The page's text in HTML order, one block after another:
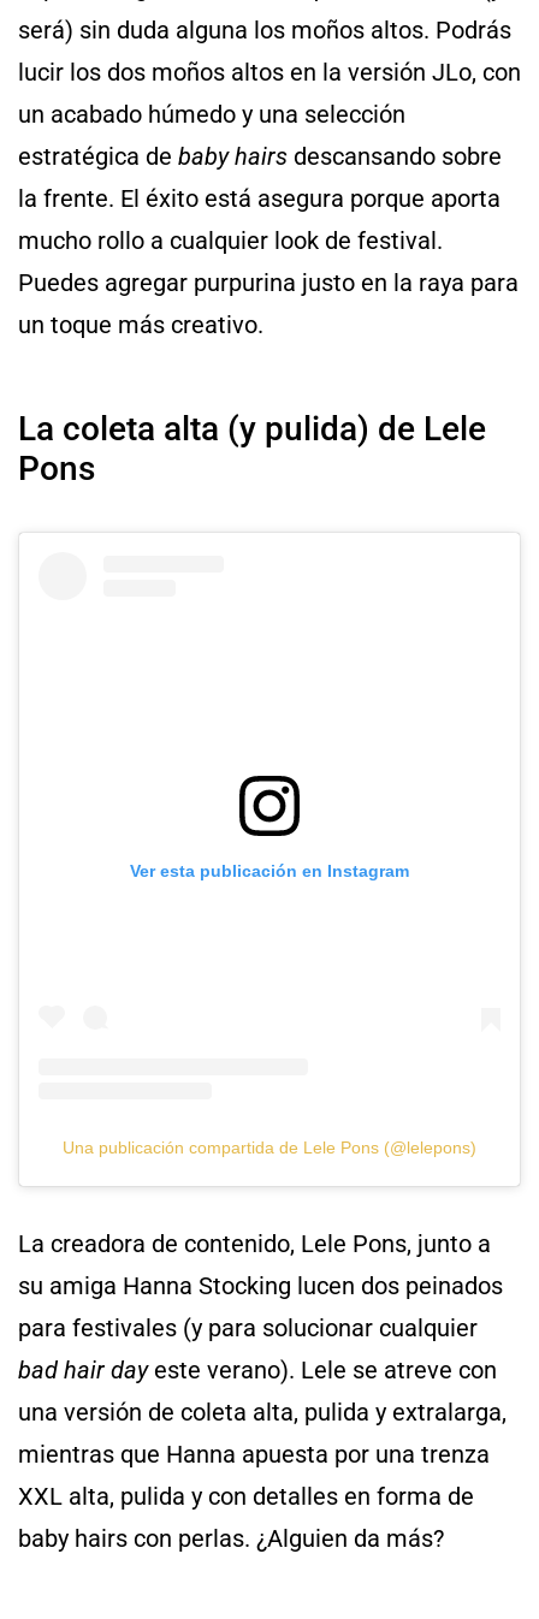
será) sin duda alguna los moños altos. Podrás
lucir los dos moños altos en la versión JLo, con
un acabado húmedo y una selección
estratégica de baby hairs descansando sobre
la frente. El éxito está asegura porque aporta
mucho rollo a cualquier look de festival.
Puedes agregar purpurina justo en la raya para
un toque más creativo.
La coleta alta (y pulida) de Lele
Pons
Ver esta publicación en Instagram
Una publicación compartida de Lele Pons (@lelepons)
La creadora de contenido, Lele Pons, junto a
su amiga Hanna Stocking lucen dos peinados
para festivales (y para solucionar cualquier
bad hair dayeste verano). Lele se atreve con
una versión de coleta alta, pulida y extralarga,
mientras que Hanna apuesta por una trenza
XXL alta, pulida y con detalles en forma de
baby hairs con perlas. ¿Alguien da más?